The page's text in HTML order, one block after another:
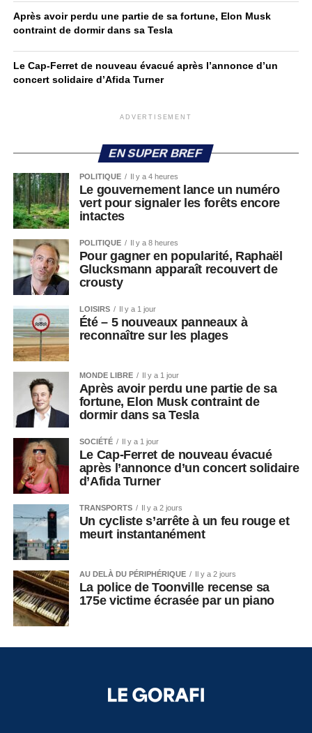
Après avoir perdu une partie de sa fortune, Elon Musk
contraint de dormir dans sa Tesla
Le Cap-Ferret de nouveau évacué après l’annonce d’un
concert solidaire d’Afida Turner
ADVERTISEMENT
EN SUPER BREF
POLITIQUE Il y a 4 heures
Le gouvernement lance un numéro
vert pour signaler les forêts encore
intactes
POLITIQUE Il y a 8 heures
Pour gagner en popularité, Raphaël
Glucksmann apparaît recouvert de
crousty
LOISIRS Il y a 1 jour
Été – 5 nouveaux panneaux à
reconnaître sur les plages
MONDE LIBRE Il y a 1 jour
Après avoir perdu une partie de sa
fortune, Elon Musk contraint de
dormir dans sa Tesla
SOCIÉTÉ Il y a 1 jour
Le Cap-Ferret de nouveau évacué
après l’annonce d’un concert solidaire
d’Afida Turner
TRANSPORTS Il y a 2 jours
Un cycliste s’arrête à un feu rouge et
meurt instantanément
AU DELÀ DU PÉRIPHÉRIQUE Il y a 2 jours
La police de Toonville recense sa
175e victime écrasée par un piano